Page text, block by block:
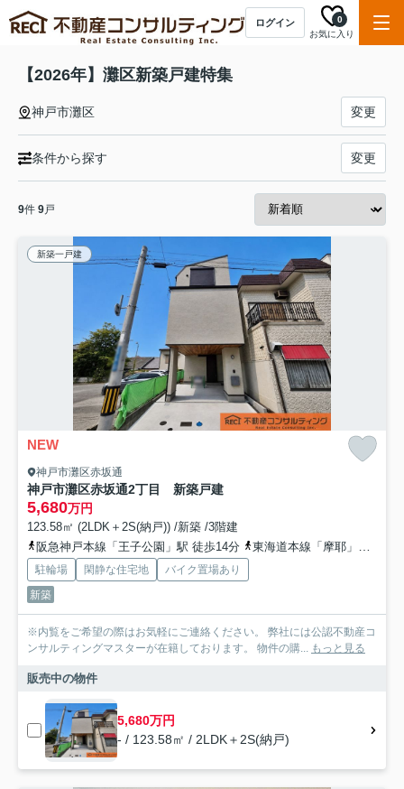
ログイン
お気に入り
0
【2026年】灘区新築戸建特集
神戸市灘区 変更
条件から探す 変更
9件 9戸
新築一戸建
NEW
神戸市灘区赤坂通
神戸市灘区赤坂通2丁目 新築戸建
5,680万円
123.58㎡ (2LDK＋2S(納戸)) /新築 /3階建
阪急神戸本線「王子公園」駅 徒歩14分
東海道本線「摩耶」駅 徒歩15分
駐輪場 閑静な住宅地
バイク置場あり
新築
※内覧をご希望の際はお気軽にご連絡ください。 弊社には公認不動産コ
ンサルティングマスターが在籍しております。 物件の購... もっと見る
販売中の物件
5,680万円
- / 123.58㎡ / 2LDK＋2S(納戸)